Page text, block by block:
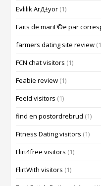
Evlilik ArД±yor (1)
Faits de mariГ©e par
farmers dating site review
FCN chat visitors (1)
Feabie review (1)
Feeld visitors (1)
find en postordrebrud (1)
Fitness Dating visitors (1)
Flirt4free visitors (1)
FlirtWith visitors (1)